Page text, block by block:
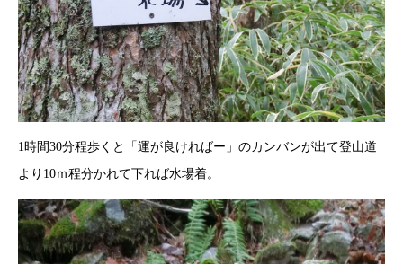
1時間30分程歩くと「運が良ければー」のカンバンが出て登山道
より10ｍ程分かれて下れば水場着。